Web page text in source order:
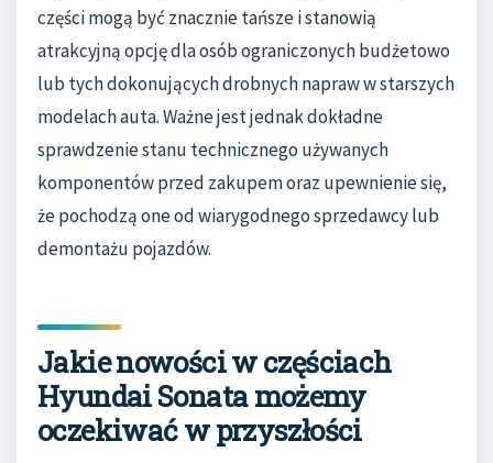
części mogą być znacznie tańsze i stanowią
atrakcyjną opcję dla osób ograniczonych budżetowo
lub tych dokonujących drobnych napraw w starszych
modelach auta. Ważne jest jednak dokładne
sprawdzenie stanu technicznego używanych
komponentów przed zakupem oraz upewnienie się,
że pochodzą one od wiarygodnego sprzedawcy lub
demontażu pojazdów.
Jakie nowości w częściach
Hyundai Sonata możemy
oczekiwać w przyszłości